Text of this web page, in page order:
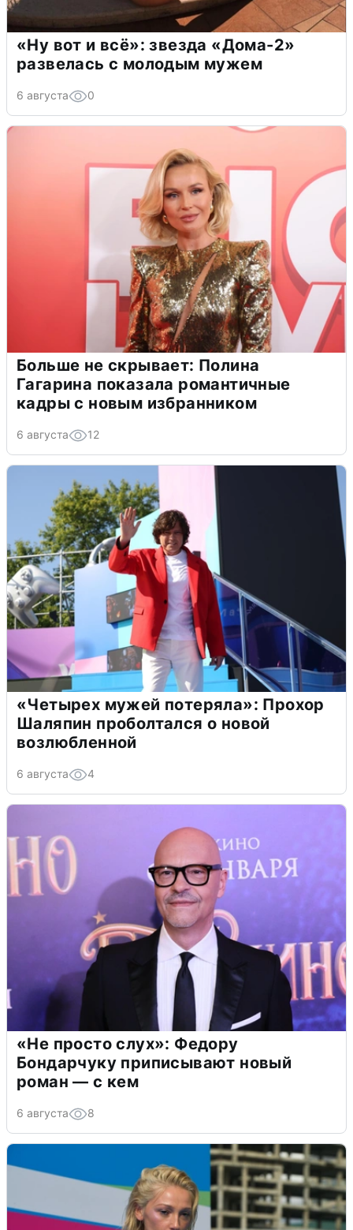
«Ну вот и всё»: звезда «Дома-2»
развелась с молодым мужем
6 августа 0
Больше не скрывает: Полина
Гагарина показала романтичные
кадры с новым избранником
6 августа 12
«Четырех мужей потеряла»: Прохор
Шаляпин проболтался о новой
возлюбленной
6 августа 4
«Не просто слух»: Федору
Бондарчуку приписывают новый
роман — с кем
6 августа 8